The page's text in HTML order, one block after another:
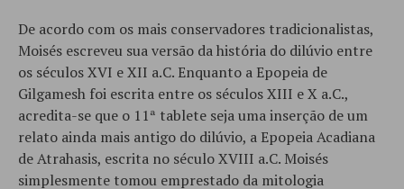
De acordo com os mais conservadores tradicionalistas,
Moisés escreveu sua versão da história do dilúvio entre
os séculos XVI e XII a.C. Enquanto a Epopeia de
Gilgamesh foi escrita entre os séculos XIII e X a.C.,
acredita-se que o 11ª tablete seja uma inserção de um
relato ainda mais antigo do dilúvio, a Epopeia Acadiana
de Atrahasis, escrita no século XVIII a.C. Moisés
simplesmente tomou emprestado da mitologia